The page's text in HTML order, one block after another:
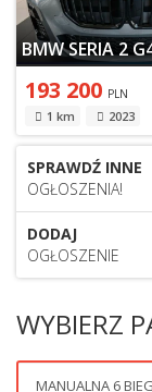
193 200 PLN
1 km 2023
SPRAWDŹ INNE
OGŁOSZENIA!
DODAJ
OGŁOSZENIE
WYBIERZ